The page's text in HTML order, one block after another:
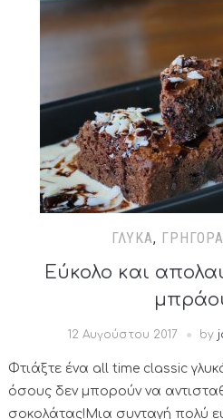
ΓΛΥΚΆ,
Εύκολο και
12 Αυγούστου 2017 by
Φτιάξτε ένα all time classic
όσους δεν μπορούν να
σοκολάτας!Μια συνταγή πολύ